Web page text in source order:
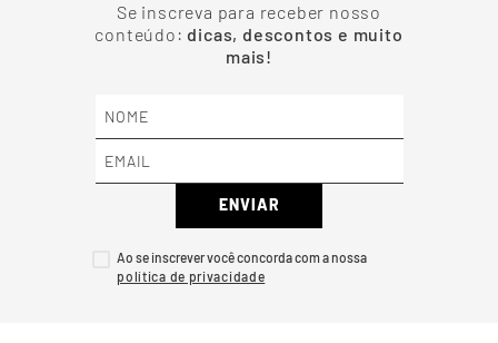
Se inscreva para receber nosso
conteúdo: dicas, descontos e muito
mais!
ENVIAR
Ao se inscrever você concorda com a nossa